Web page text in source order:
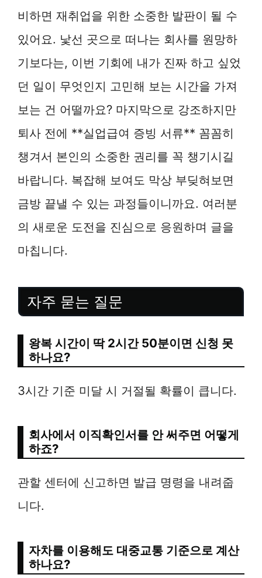
비하면 재취업을 위한 소중한 발판이 될 수
있어요. 낯선 곳으로 떠나는 회사를 원망하
기보다는, 이번 기회에 내가 진짜 하고 싶었
던 일이 무엇인지 고민해 보는 시간을 가져
보는 건 어떨까요? 마지막으로 강조하지만
퇴사 전에 **실업급여 증빙 서류** 꼼꼼히
챙겨서 본인의 소중한 권리를 꼭 챙기시길
바랍니다. 복잡해 보여도 막상 부딪혀보면
금방 끝낼 수 있는 과정들이니까요. 여러분
의 새로운 도전을 진심으로 응원하며 글을
마칩니다.
자주 묻는 질문
왕복 시간이 딱 2시간 50분이면 신청 못
하나요?
3시간 기준 미달 시 거절될 확률이 큽니다.
회사에서 이직확인서를 안 써주면 어떻게
하죠?
관할 센터에 신고하면 발급 명령을 내려줍
니다.
자차를 이용해도 대중교통 기준으로 계산
하나요?